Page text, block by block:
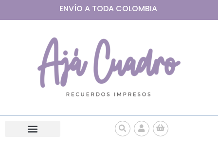
ENVÍO A TODA COLOMBIA